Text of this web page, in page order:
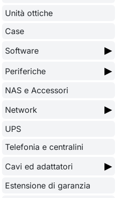
Unità ottiche
Case
Software
▶
Periferiche ▶
NAS e Accessori
Network
▶
UPS
Telefonia e centralini
Cavi ed adattatori
▶
Estensione di garanzia